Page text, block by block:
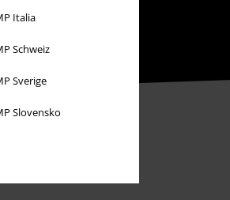
Italia
Schweiz
Sverige
Slovensko